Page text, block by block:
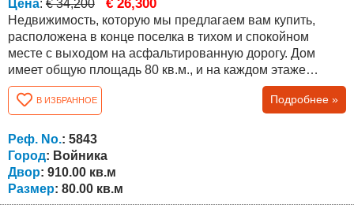
Цена: € 34,200 € 26,300
Недвижимость, которую мы предлагаем вам купить,
расположена в конце поселка в тихом и спокойном
месте с выходом на асфальтированную дорогу. Дом
имеет общую площадь 80 кв.м., и на каждом этаже
расположены две комнаты и прихожая. В доме можно
проживать, но ему необходим ремонт и модернизация.
Совсем рядом с домом есть множество дополнительных
построек, таких как летняя кухня, ванная комната с
туалетом, кладовая, большой сарай и т.д....
В ИЗБРАННОЕ Подробнее »
Реф. No.: 5843
Город: Войника
Двор: 910.00 кв.м
Размер: 80.00 кв.м